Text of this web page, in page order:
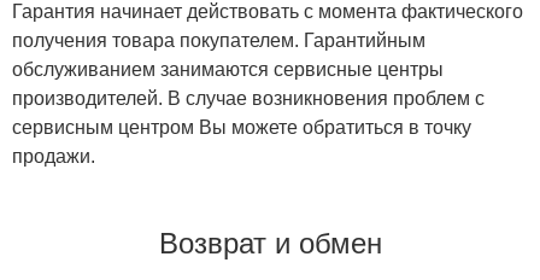
Гарантия начинает действовать с момента фактического
получения товара покупателем. Гарантийным
обслуживанием занимаются сервисные центры
производителей. В случае возникновения проблем с
сервисным центром Вы можете обратиться в точку
продажи.
Возврат и обмен